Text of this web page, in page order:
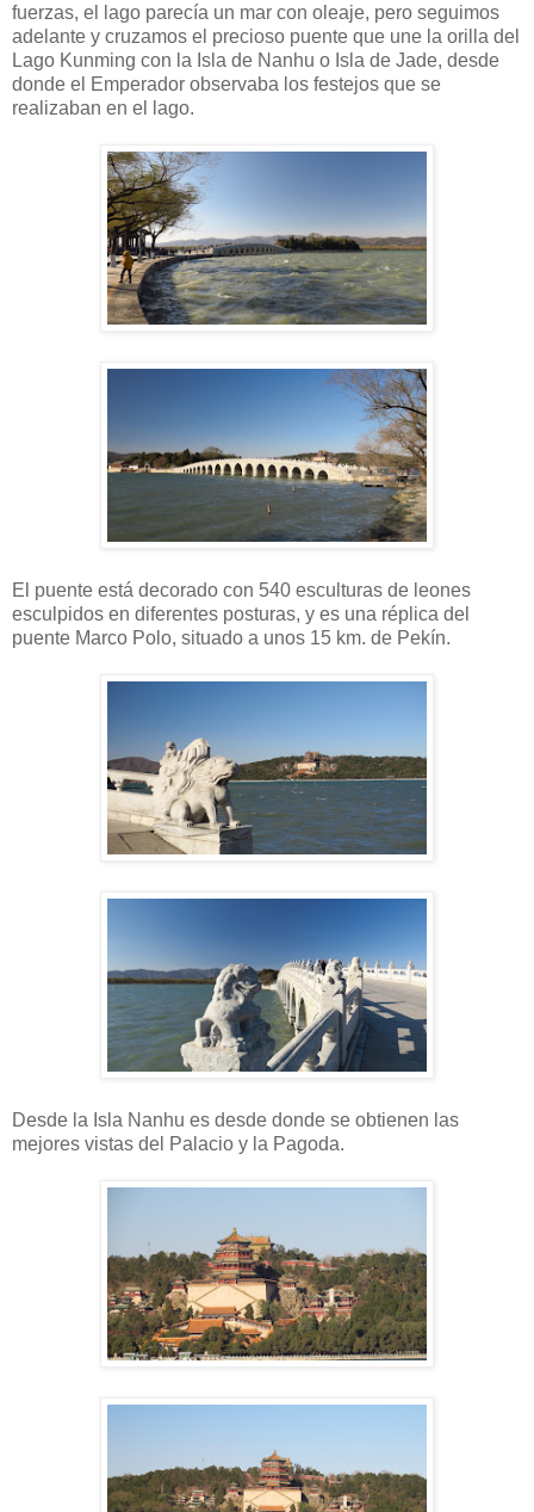
fuerzas, el lago parecía un mar con oleaje, pero seguimos
adelante y cruzamos el precioso puente que une la orilla del
Lago Kunming con la Isla de Nanhu o Isla de Jade, desde
donde el Emperador observaba los festejos que se
realizaban en el lago.
El puente está decorado con 540 esculturas de leones
esculpidos en diferentes posturas, y es una réplica del
puente Marco Polo, situado a unos 15 km. de Pekín.
Desde la Isla Nanhu es desde donde se obtienen las
mejores vistas del Palacio y la Pagoda.